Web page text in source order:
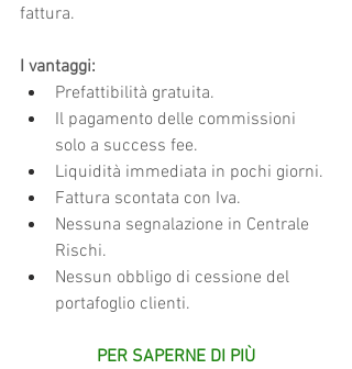
fattura.
I vantaggi:
Prefattibilità gratuita.
Il pagamento delle commissioni
solo a success fee.
Liquidità immediata in pochi giorni.
Fattura scontata con Iva.
Nessuna segnalazione in Centrale
Rischi.
Nessun obbligo di cessione del
portafoglio clienti.
PER SAPERNE DI PIÙ